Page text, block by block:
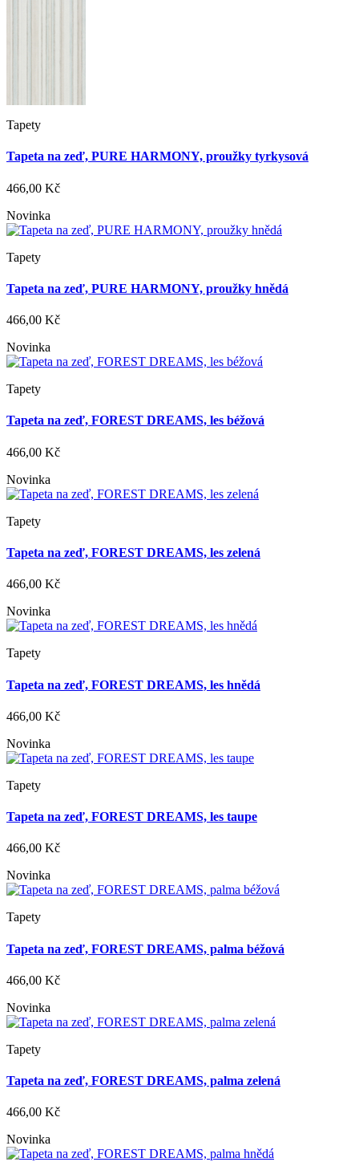
Tapety
Tapeta na zeď, PURE HARMONY, proužky tyrkysová
466,00 Kč
Novinka
Tapety
Tapeta na zeď, PURE HARMONY, proužky hnědá
466,00 Kč
Novinka
Tapety
Tapeta na zeď, FOREST DREAMS, les béžová
466,00 Kč
Novinka
Tapety
Tapeta na zeď, FOREST DREAMS, les zelená
466,00 Kč
Novinka
Tapety
Tapeta na zeď, FOREST DREAMS, les hnědá
466,00 Kč
Novinka
Tapety
Tapeta na zeď, FOREST DREAMS, les taupe
466,00 Kč
Novinka
Tapety
Tapeta na zeď, FOREST DREAMS, palma béžová
466,00 Kč
Novinka
Tapety
Tapeta na zeď, FOREST DREAMS, palma zelená
466,00 Kč
Novinka